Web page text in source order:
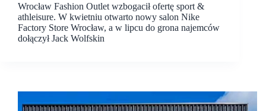
Wrocław Fashion Outlet wzbogacił ofertę sport &
athleisure. W kwietniu otwarto nowy salon Nike
Factory Store Wrocław, a w lipcu do grona najemców
dołączył Jack Wolfskin